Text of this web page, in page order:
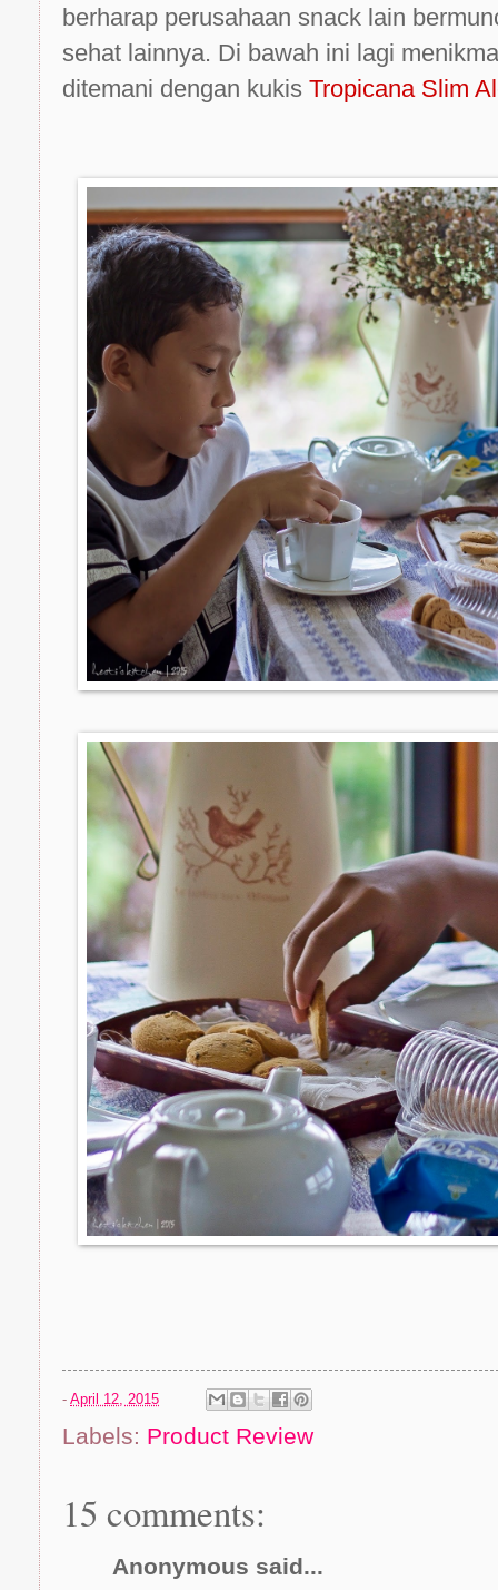
berharap perusahaan snack lain
sehat lainnya. Di bawah ini lagi
ditemani dengan kukis Tropicana Slim
- April 12, 2015
Labels: Product Review
15 comments:
Anonymous said...